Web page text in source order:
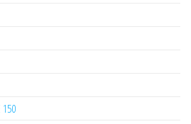
150